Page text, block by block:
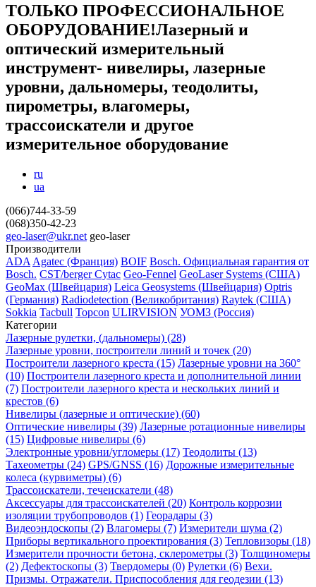
ТОЛЬКО ПРОФЕССИОНАЛЬНОЕ
ОБОРУДОВАНИЕ!Лазерный и
оптический измерительный
инструмент- нивелиры, лазерные
уровни, дальномеры, теодолиты,
пирометры, влагомеры,
трассоискатели и другое
измерительное оборудование
ru
ua
(066)744-33-59
(068)350-42-23
geo-laser@ukr.net geo-laser
Производители
ADA Agatec (Франция) BOIF Bosch. Официальная гарантия от
Вosch. CST/bergerCytac Geo-Fennel GeoLaser Systems (CША)
GeoMax (Швейцария) Leica Geosystems (Швейцария) Optris
(Германия) Radiodetection (Великобритания) Raytek (США)
Sokkia Tacbull Topcon ULIRVISION УОМЗ (Россия)
Категории
Лазерные рулетки, (дальномеры) (28)
Лазерные уровни, построители линий и точек (20)
Построители лазерного креста (15) Лазерные уровни на 360°
(10) Построители лазерного креста и дополнительной линии
(7) Построители лазерного креста и нескольких линий и
крестов (6)
Нивелиры (лазерные и оптические) (60)
Оптические нивелиры (39) Лазерные ротационные нивелиры
(15) Цифровые нивелиры (6)
Электронные уровни/угломеры (17) Теодолиты (13)
Тахеометры (24) GPS/GNSS (16) Дорожные измерительные
колеса (курвиметры) (6)
Трассоискатели, течеискатели (48)
Аксессуары для трассоискателей (20) Контроль коррозии
изоляции трубопроводов (1) Георадары (3)
Видеоэндоскопы (2) Влагомеры (7) Измерители шума (2)
Приборы вертикального проектирования (3) Тепловизоры (18)
Измерители прочности бетона, склерометры (3) Толщиномеры
(2) Дефектоскопы (3) Твердомеры (0) Рулетки (6) Вехи.
Призмы. Отражатели. Приспособления для геодезии (13)